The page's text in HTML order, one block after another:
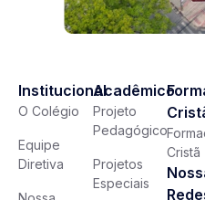
Institucional
O Colégio
Equipe
Diretiva
Acadêmico
Projeto
Pedagógico
Projetos
Especiais
Cristã